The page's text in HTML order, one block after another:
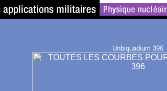
Unbiquadium 396